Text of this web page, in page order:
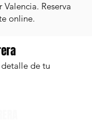
Valencia. Reserva
online.
de tu